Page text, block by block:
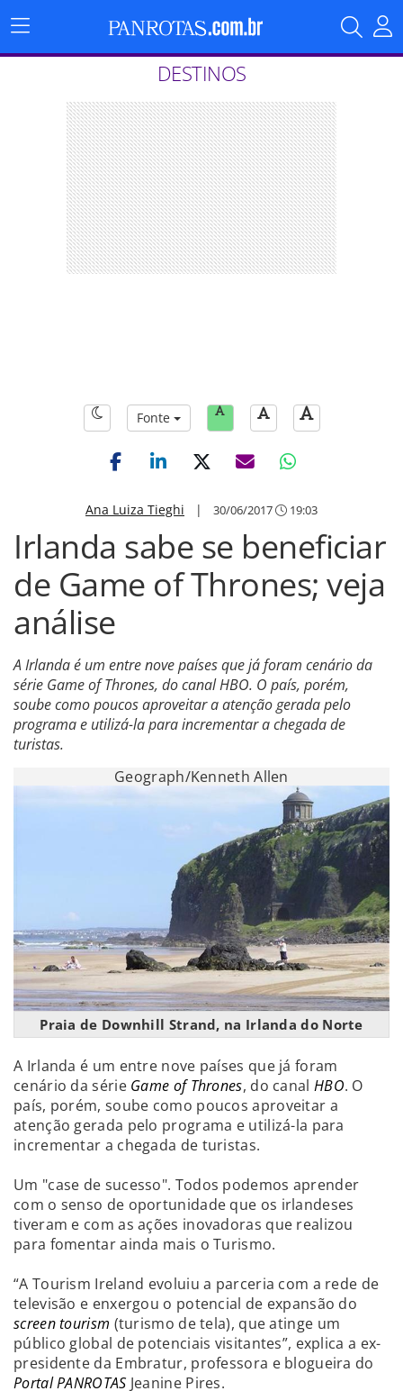
Menu
Principal
DESTINOS
Fonte
Ana Luiza Tieghi | 30/06/2017 19:03
Irlanda sabe se beneficiar
de Game of Thrones; veja
análise
A Irlanda é um entre nove países que já foram cenário da
série Game of Thrones, do canal HBO. O país, porém,
soube como poucos aproveitar a atenção gerada pelo
programa e utilizá-la para incrementar a chegada de
turistas.
Geograph/Kenneth Allen
Praia de Downhill Strand, na Irlanda do Norte
A Irlanda é um entre nove países que já foram
cenário da série Game of Thrones, do canal HBO. O
país, porém, soube como poucos aproveitar a
atenção gerada pelo programa e utilizá-la para
incrementar a chegada de turistas.
Um "case de sucesso". Todos podemos aprender
com o senso de oportunidade que os irlandeses
tiveram e com as ações inovadoras que realizou
para fomentar ainda mais o Turismo.
“A Tourism Ireland evoluiu a parceria com a rede de
televisão e enxergou o potencial de expansão do
screen tourism (turismo de tela), que atinge um
público global de potenciais visitantes”, explica a ex-
presidente da Embratur, professora e blogueira do
Portal PANROTAS Jeanine Pires.